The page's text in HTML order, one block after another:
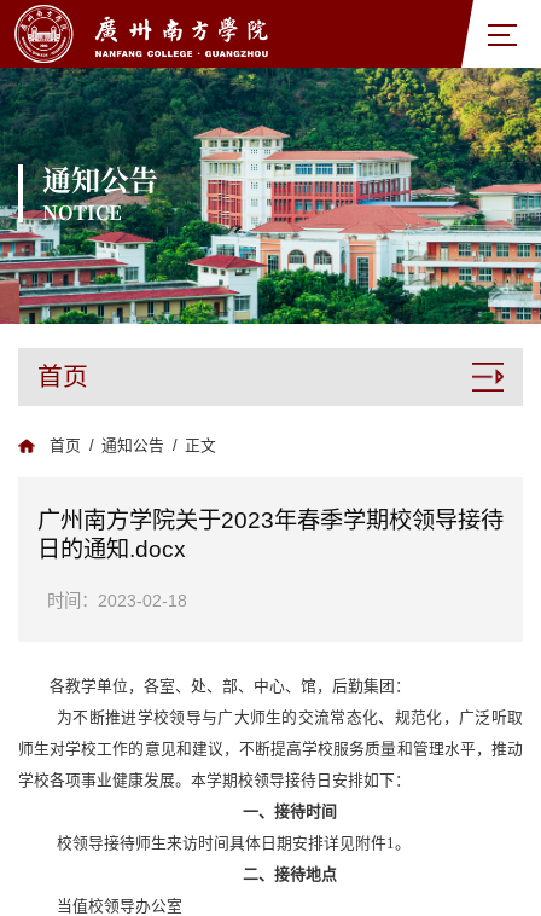
通知公告
NOTICE
首页
首页 / 通知公告 / 正文
广州南方学院关于2023年春季学期校领导接待
日的通知.docx
时间：2023-02-18
各教学单位，各室、处、部、中心、馆，后勤集团：
为不断推进学校领导与广大师生的交流常态化、规范化，广泛听取
师生对学校工作的意见和建议，不断提高学校服务质量和管理水平，推动
学校各项事业健康发展。本学期校领导接待日安排如下：
一、接待时间
校领导接待师生来访时间具体日期安排详见附件1。
二、接待地点
当值校领导办公室